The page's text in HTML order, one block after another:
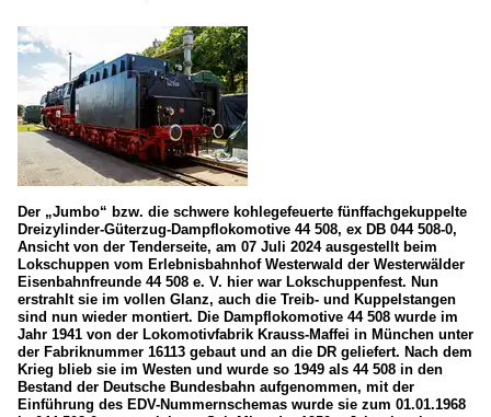
Der „Jumbo“ bzw. die schwere kohlegefeuerte fünffachgekuppelte
Dreizylinder-Güterzug-Dampflokomotive 44 508, ex DB 044 508-0,
Ansicht von der Tenderseite, am 07 Juli 2024 ausgestellt beim
Lokschuppen vom Erlebnisbahnhof Westerwald der Westerwälder
Eisenbahnfreunde 44 508 e. V. hier war Lokschuppenfest. Nun
erstrahlt sie im vollen Glanz, auch die Treib- und Kuppelstangen
sind nun wieder montiert. Die Dampflokomotive 44 508 wurde im
Jahr 1941 von der Lokomotivfabrik Krauss-Maffei in München unter
der Fabriknummer 16113 gebaut und an die DR geliefert. Nach dem
Krieg blieb sie im Westen und wurde so 1949 als 44 508 in den
Bestand der Deutsche Bundesbahn aufgenommen, mit der
Einführung des EDV-Nummernschemas wurde sie zum 01.01.1968